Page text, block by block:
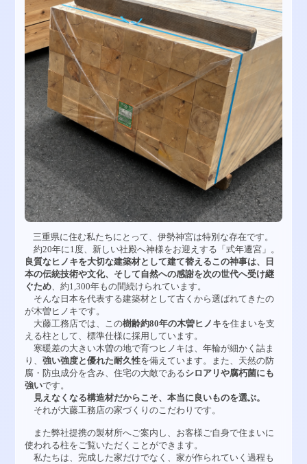
三重県に住む私たちにとって、伊勢神宮は特別な存在です。
約20年に1度、新しい社殿へ神様をお迎えする「式年遷宮」。
良質なヒノキを大切な建築材として建て替えるこの神事は、日
本の伝統技術や文化、そして自然への感謝を次の世代へ受け継
ぐため、約1,300年もの間続けられています。
そんな日本を代表する建築材として古くから選ばれてきたの
が木曽ヒノキです。
大藤工務店では、この樹齢約80年の木曽ヒノキを住まいを支
える柱として、標準仕様に採用しています。
寒暖差の大きい木曽の地で育つヒノキは、年輪が細かく詰ま
り、強い強度と優れた耐久性を備えています。また、天然の防
腐・防虫成分を含み、住宅の大敵であるシロアリや腐朽菌にも
強いです。
見えなくなる構造材だからこそ、本当に良いものを選ぶ。
それが大藤工務店の家づくりのこだわりです。
また弊社提携の製材所へご案内し、お客様ご自身で住まいに
使われる柱をご覧いただくことができます。
私たちは、完成した家だけでなく、家が作られていく過程も